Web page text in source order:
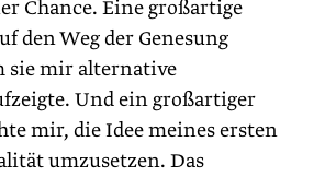
Chance. Eine großartige
den Weg der Genesung
sie mir alternative
Und ein großartiger
mir, die Idee meines ersten
umzusetzen. Das